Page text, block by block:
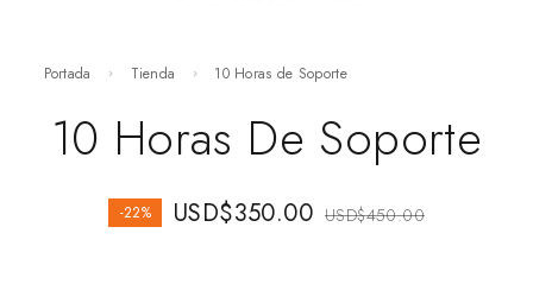
Portada Tienda 10 Horas de Soporte
10 Horas De Soporte
-22% USD$450.00
USD$350.00